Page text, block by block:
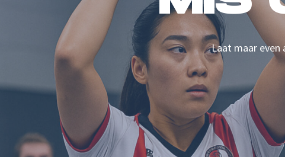
Laat maar even